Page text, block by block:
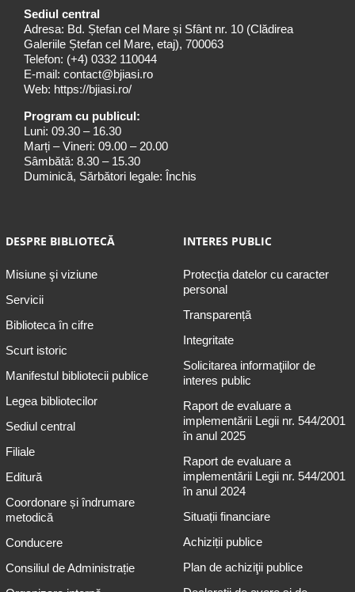
Sediul central
Adresa: Bd. Ștefan cel Mare și Sfânt nr. 10 (Clădirea
Galeriile Ștefan cel Mare, etaj), 700063
Telefon: (+4) 0332 110044
E-mail: contact@bjiasi.ro
Web: https://bjiasi.ro/
Program cu publicul:
Luni: 09.30 – 16.30
Marți – Vineri: 09.00 – 20.00
Sâmbătă: 8.30 – 15.30
Duminică, Sărbători legale: Închis
DESPRE BIBLIOTECĂ
Misiune şi viziune
Servicii
Biblioteca în cifre
Scurt istoric
Manifestul bibliotecii publice
Legea bibliotecilor
Sediul central
Filiale
Editură
Coordonare și îndrumare
metodică
Conducere
Consiliul de Administrație
INTERES PUBLIC
Protecția datelor cu caracter
personal
Transparență
Integritate
Solicitarea informaţiilor de
interes public
Raport de evaluare a
implementării Legii nr. 544/2001
în anul 2025
Raport de evaluare a
implementării Legii nr. 544/2001
în anul 2024
Situații financiare
Achiziții publice
Plan de achiziţii publice